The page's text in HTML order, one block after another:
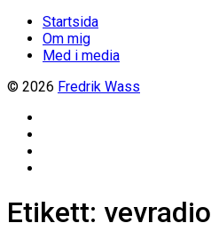
Startsida
Om mig
Med i media
© 2026 Fredrik Wass
Etikett: vevradio